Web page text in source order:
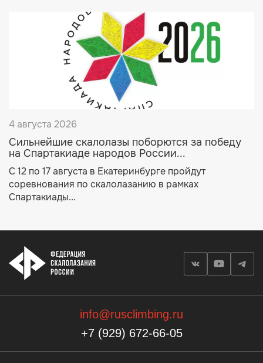
4 августа 2026
Сильнейшие скалолазы поборются за победу
на Спартакиаде народов России...
С 12 по 17 августа в Екатеринбурге пройдут
соревнования по скалолазанию в рамках
Спартакиады...
info@rusclimbing.ru
+7 (929) 672-66-05